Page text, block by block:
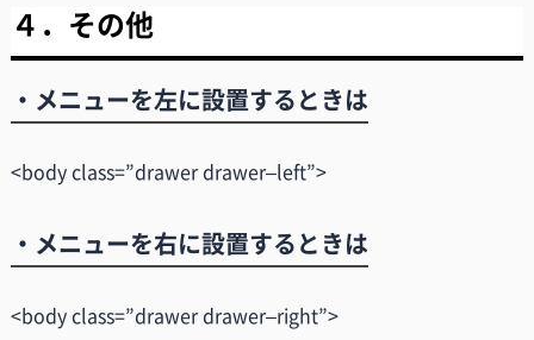
４．その他
・メニューを左に設置するときは
<body class=”drawer drawer–left”>
・メニューを右に設置するときは
<body class=”drawer drawer–right”>